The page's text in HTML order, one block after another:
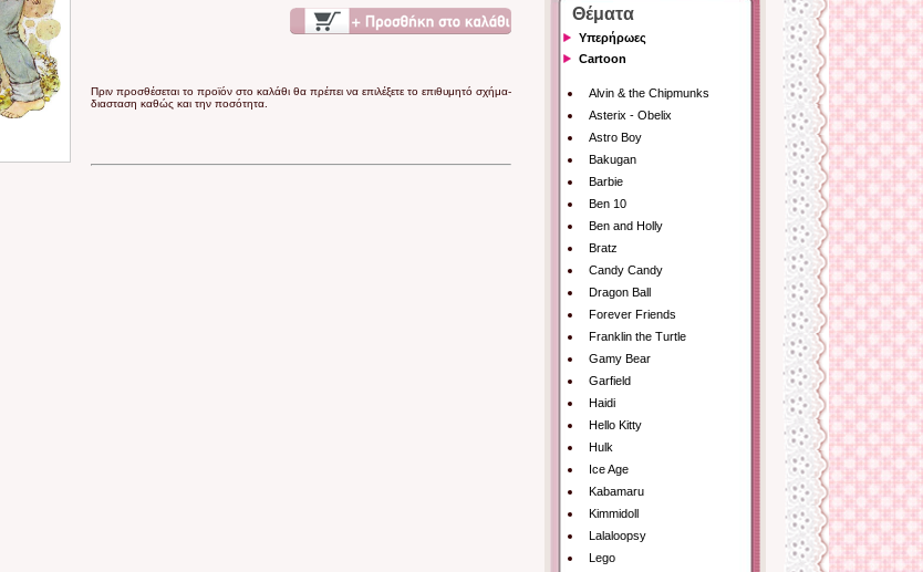
Πριν προσθέσεται το προϊόν στο καλάθι θα πρέπει να επιλέξετε το επιθυμητό σχήμα-
διασταση καθώς και την ποσότητα.
Θέματα
Υπερήρωες
Cartoon
Alvin & the Chipmunks
Asterix - Obelix
Astro Boy
Bakugan
Barbie
Ben 10
Ben and Holly
Bratz
Candy Candy
Dragon Ball
Forever Friends
Franklin the Turtle
Gamy Bear
Garfield
Haidi
Hello Kitty
Hulk
Ice Age
Kabamaru
Kimmidoll
Lalaloopsy
Lego